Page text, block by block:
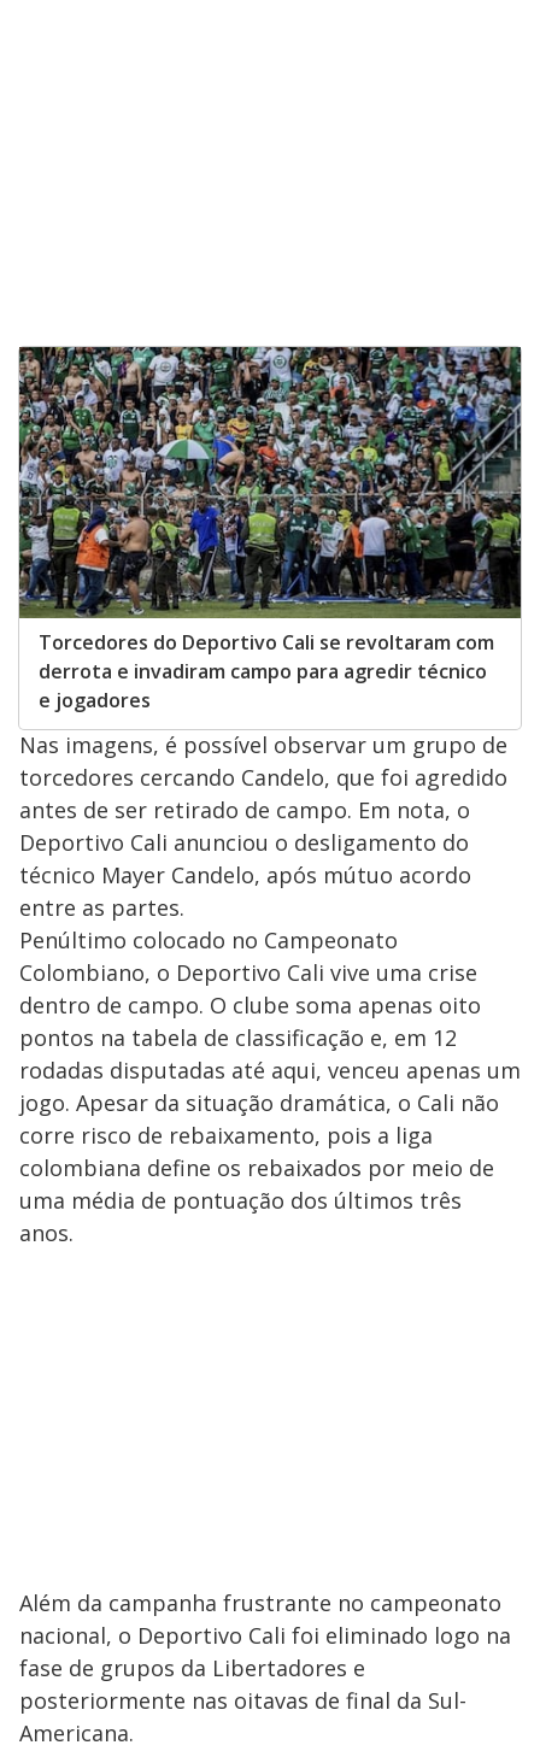
Torcedores do Deportivo Cali se revoltaram com
derrota e invadiram campo para agredir técnico
e jogadores
Nas imagens, é possível observar um grupo de
torcedores cercando Candelo, que foi agredido
antes de ser retirado de campo. Em nota, o
Deportivo Cali anunciou o desligamento do
técnico Mayer Candelo, após mútuo acordo
entre as partes.
Penúltimo colocado no Campeonato
Colombiano, o Deportivo Cali vive uma crise
dentro de campo. O clube soma apenas oito
pontos na tabela de classificação e, em 12
rodadas disputadas até aqui, venceu apenas um
jogo. Apesar da situação dramática, o Cali não
corre risco de rebaixamento, pois a liga
colombiana define os rebaixados por meio de
uma média de pontuação dos últimos três
anos.
Além da campanha frustrante no campeonato
nacional, o Deportivo Cali foi eliminado logo na
fase de grupos da Libertadores e
posteriormente nas oitavas de final da Sul-
Americana.